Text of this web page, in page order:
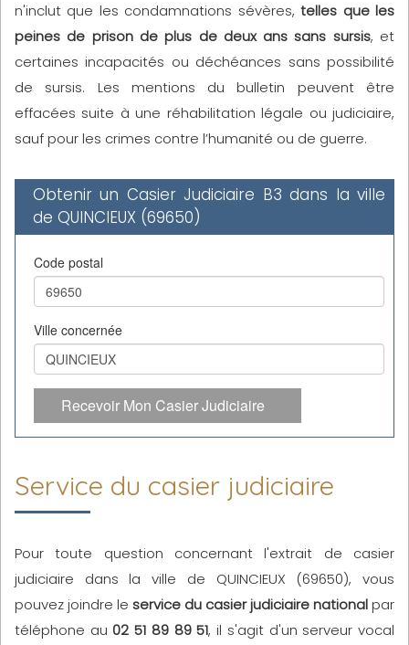
n'inclut que les condamnations sévères,telles que les
peines de prison de plus de deux ans sans sursis, et
certaines incapacités ou déchéances sans possibilité
de sursis. Les mentions du bulletin peuvent être
effacées suite à une réhabilitation légale ou judiciaire,
sauf pour les crimes contre l’humanité ou de guerre.
Obtenir un Casier Judiciaire B3 dans la ville
de QUINCIEUX (69650)
Code postal
Ville concernée
Recevoir Mon Casier Judiciaire
Service du casier judiciaire
Pour toute question concernant l'extrait de casier
judiciaire dans la ville de QUINCIEUX (69650), vous
pouvez joindre le service du casier judiciaire nationalpar
téléphone au 02 51 89 89 51, il s'agit d'un serveur vocal